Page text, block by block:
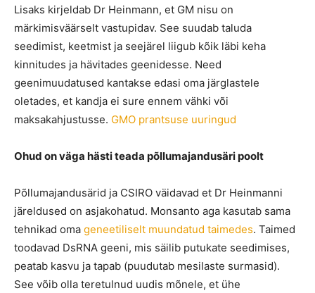
Lisaks kirjeldab Dr Heinmann, et GM nisu on
märkimisväärselt vastupidav. See suudab taluda
seedimist, keetmist ja seejärel liigub kõik läbi keha
kinnitudes ja hävitades geenidesse. Need
geenimuudatused kantakse edasi oma järglastele
oletades, et kandja ei sure ennem vähki või
maksakahjustusse. GMO prantsuse uuringud
Ohud on väga hästi teada põllumajandusäri poolt
Põllumajandusärid ja CSIRO väidavad et Dr Heinmanni
järeldused on asjakohatud. Monsanto aga kasutab sama
tehnikad oma geneetiliselt muundatud taimedes. Taimed
toodavad DsRNA geeni, mis säilib putukate seedimises,
peatab kasvu ja tapab (puudutab mesilaste surmasid).
See võib olla teretulnud uudis mõnele, et ühe